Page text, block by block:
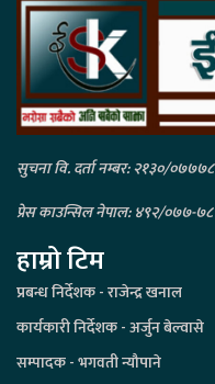
सुचना वि. दर्ता नम्बर: २१३०/०७७७८
प्रेस काउन्सिल नेपाल: ४९२/०७७-७८
हाम्रो टिम
प्रबन्ध निर्देशक - राजेन्द्र खनाल
कार्यकारी निर्देशक - अर्जुन बेल्वासे
सम्पादक - भगवती न्यौपाने